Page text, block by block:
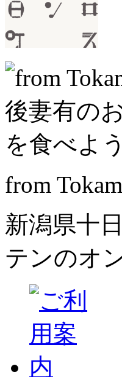
from
新潟県十
テンのオ